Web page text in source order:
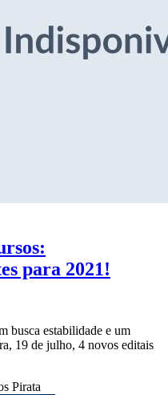
para 2021!
busca estabilidade e um
19 de julho, 4 novos editais
Pirata